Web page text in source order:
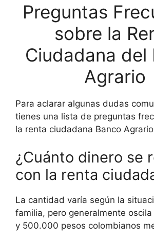
Preguntas
sobre la
Ciudadana del
Agrario
Para aclarar algunas dudas
tienes una lista de preguntas
la renta ciudadana Banco
¿Cuánto dinero se
con la renta
La cantidad varía según la
familia, pero generalmente
y 500.000 pesos colombianos